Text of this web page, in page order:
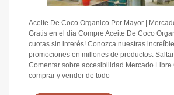
Aceite De Coco Organico Por Mayor |
Gratis en el día Compre Aceite De Coco
cuotas sin interés! Conozca nuestras
promociones en millones de productos.
Comentar sobre accesibilidad Mercado Libre
comprar y vender de todo